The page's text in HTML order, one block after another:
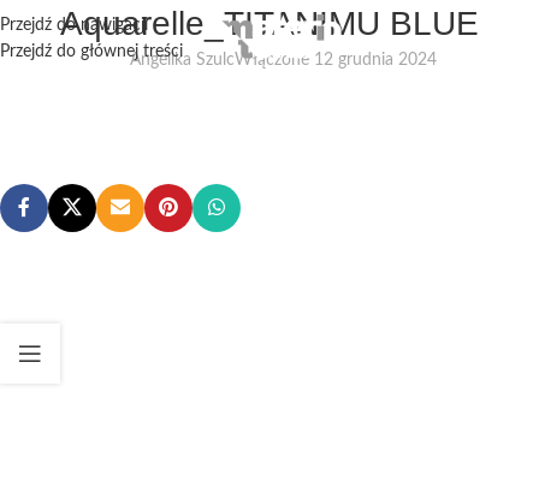
Przejdź do nawigacji
Przejdź do głównej treści
Aquarelle_TITANIMU BLUE
Angelika SzulcWłączone 12 grudnia 2024